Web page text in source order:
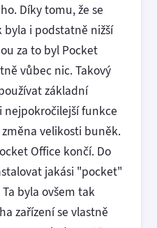
Díky tomu, že se
byla i podstatně nižší
za to byl Pocket
vůbec nic. Takový
základní
funkce
velikosti buněk.
Office končí. Do
jakási "pocket"
byla ovšem tak
zařízení se vlastně